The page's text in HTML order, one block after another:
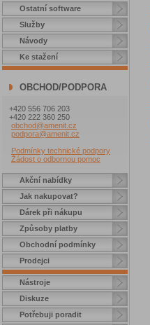
Ostatní software
Služby
Návody
Ke stažení
OBCHOD/PODPORA
+420 556 706 203
+420 222 360 250
obchod@amenit.cz
podpora@amenit.cz
Podmínky technické podpory
Žádost o odbornou pomoc
Akční nabídky
Jak nakupovat?
Dárek při nákupu
Způsoby platby
Obchodní podmínky
Prodejci
Nástroje
Diskuze
Potřebuji poradit